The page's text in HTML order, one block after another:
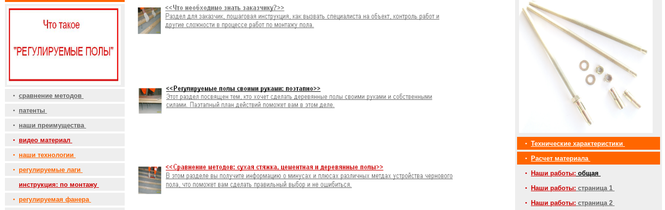
• сравнение методов
• патенты
• наши преимущества
• видео материал
• наши технологии
• регулируемые лаги
инструкция: по монтажу
• регулируемая фанера
• Технические характеристики
•
Расчет материала
•
Наши работы: общая
•
Наши работы: страница 1
•
Наши работы: страница 2